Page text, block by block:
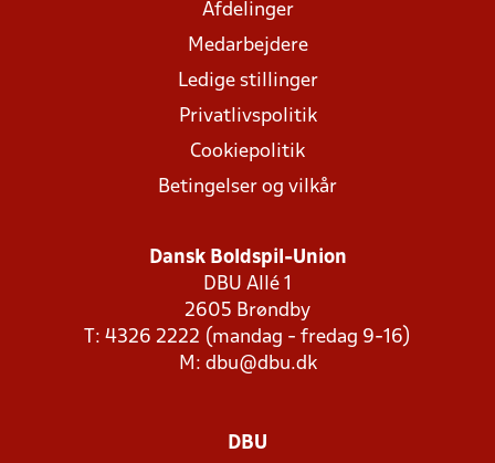
Afdelinger
Medarbejdere
Ledige stillinger
Privatlivspolitik
Cookiepolitik
Betingelser og vilkår
Dansk Boldspil-Union
DBU Allé 1
2605 Brøndby
T: 4326 2222 (mandag - fredag 9-16)
M: dbu@dbu.dk
DBU